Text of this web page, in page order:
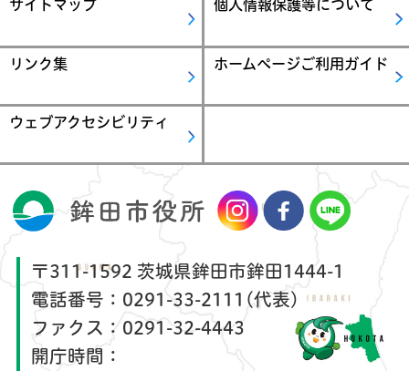
サイトマップ 個人情報保護等について
リンク集 ホームページご利用ガイド
ウェブアクセシビリティ
〒311-1592 茨城県鉾田市鉾田1444-1
電話番号： 0291-33-2111(代表)
ファクス： 0291-32-4443
開庁時間：